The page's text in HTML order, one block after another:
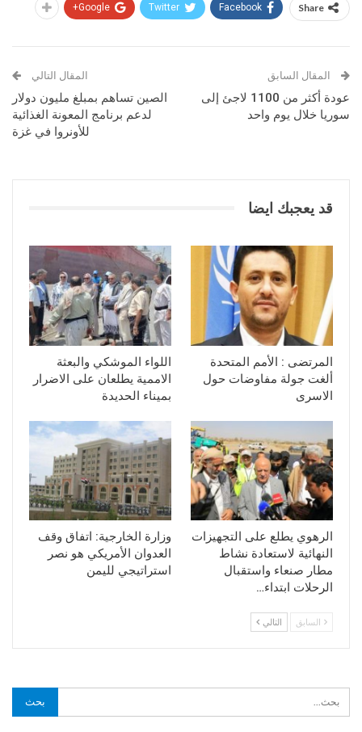
Share
Facebook
Twitter
Google+
المقال السابق
عودة أكثر من 1100 لاجئ إلى
سوريا خلال يوم واحد
المقال التالي
الصين تساهم بمبلغ مليون دولار
لدعم برنامج المعونة الغذائية
للأونروا في غزة
قد يعجبك ايضا
المرتضى : الأمم المتحدة
ألغت جولة مفاوضات حول
الاسرى
اللواء الموشكي والبعثة
الاممية يطلعان على الاضرار
بميناء الحديدة
الرهوي يطلع على التجهيزات
النهائية لاستعادة نشاط
مطار صنعاء واستقبال
الرحلات ابتداء…
وزارة الخارجية: اتفاق وقف
العدوان الأمريكي هو نصر
استراتيجي لليمن
السابق التالي